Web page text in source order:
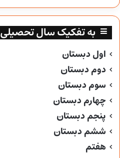
به تفکیک سال تحصیلی
اول دبستان
دوم دبستان
سوم دبستان
چهارم دبستان
پنجم دبستان
ششم دبستان
هفتم